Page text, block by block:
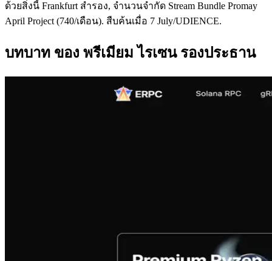
ด้วยสิ่งนี้ Frankfurt สํารอง, จํานวนจํากัด Stream Bundle Promay
April Project (740/เดือน). สืบค้นเมื่อ 7 July/UDIENCE.
บทบาท ของ พรีเมียม ไรเซน รองประธาน